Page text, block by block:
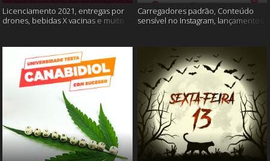
Licenciamento 2021, entregas por
drones, bebidas X vacinas e muito
Carregadores padrão, Conteúdo
sensível no Instagram, lançamentos